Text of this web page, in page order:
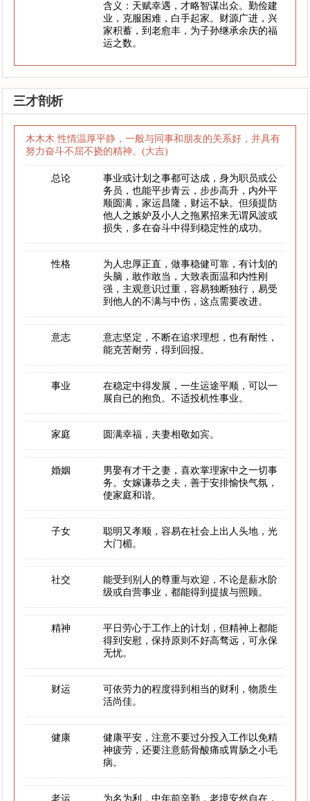
含义：天赋幸遇，才略智谋出众。勤俭建
业，克服困难，白手起家。财源广进，兴
家积蓄，到老愈丰，为子孙继承余庆的福
运之数。
三才剖析
木木木 性情温厚平静，一般与同事和朋友的关系好，并具有
努力奋斗不屈不挠的精神。(大吉)
总论
事业或计划之事都可达成，身为职员或公
务员，也能平步青云，步步高升，内外平
顺圆满，家运昌隆，财运不缺。但须提防
他人之嫉妒及小人之拖累招来无谓风波或
损失，多在奋斗中得到稳定性的成功。
性格
为人忠厚正直，做事稳健可靠，有计划的
头脑，敢作敢当，大致表面温和内性刚
强，主观意识过重，容易独断独行，易受
到他人的不满与中伤，这点需要改进。
意志
意志坚定，不断在追求理想，也有耐性，
能克苦耐劳，得到回报。
事业
在稳定中得发展，一生运途平顺，可以一
展自已的抱负。不适投机性事业。
家庭 圆满幸福，夫妻相敬如宾。
婚姻
男娶有才干之妻，喜欢掌理家中之一切事
务。女嫁谦恭之夫，善于安排愉快气氛，
使家庭和谐。
子女
聪明又孝顺，容易在社会上出人头地，光
大门楣。
社交
能受到别人的尊重与欢迎，不论是薪水阶
级或自营事业，都能得到提拔与照顾。
精神
平日劳心于工作上的计划，但精神上都能
得到安慰，保持原则不好高骛远，可永保
无忧。
财运
可依劳力的程度得到相当的财利，物质生
活尚佳。
健康
健康平安，注意不要过分投入工作以免精
神疲劳，还要注意筋骨酸痛或胃肠之小毛
病。
老运 为名为利，中年前辛勤，老境安然自在，